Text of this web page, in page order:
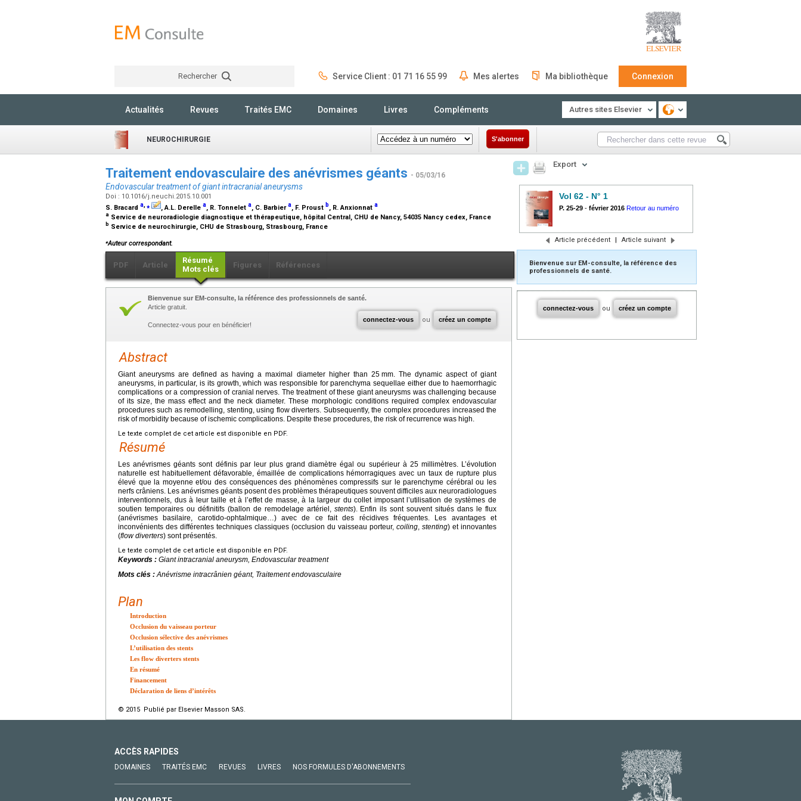
Rechercher Service Client : 01 71 16 55 99 Mes alertes Ma bibliothèque Connexion
Actualités Revues Traités EMC Domaines Livres Compléments Autres sites Elsevier
NEUROCHIRURGIE S'abonner
Traitement endovasculaire des anévrismes géants - 05/03/16
Endovascular treatment of giant intracranial aneurysms
Doi : 10.1016/j.neuchi.2015.10.001
S. Bracard a,⁎ , A.L. Derelle a, R. Tonnelet a, C. Barbiera, F. Proust b, R. Anxionnat a
a Service de neuroradiologie diagnostique et thérapeutique, hôpital Central, CHU de Nancy, 54035 Nancy cedex, France
b Service de neurochirurgie, CHU de Strasbourg, Strasbourg, France
⁎Auteur correspondant.
PDF Article
Résumé
Mots clés
Figures Références
connectez-vous ou créez un compte
Bienvenue sur EM-consulte, la référence des professionnels de santé.
Article gratuit.
Connectez-vous pour en bénéficier!
Abstract
Giant aneurysms are defined as having a maximal diameter higher than 25 mm. The dynamic aspect of giant
aneurysms, in particular, is its growth, which was responsible for parenchyma sequellae either due to haemorrhagic
complications or a compression of cranial nerves. The treatment of these giant aneurysms was challenging because
of its size, the mass effect and the neck diameter. These morphologic conditions required complex endovascular
procedures such as remodelling, stenting, using flow diverters. Subsequently, the complex procedures increased the
risk of morbidity because of ischemic complications. Despite these procedures, the risk of recurrence was high.
Le texte complet de cet article est disponible en PDF.
Résumé
Les anévrismes géants sont définis par leur plus grand diamètre égal ou supérieur à 25 millimètres. L’évolution
naturelle est habituellement défavorable, émaillée de complications hémorragiques avec un taux de rupture plus
élevé que la moyenne et/ou des conséquences des phénomènes compressifs sur le parenchyme cérébral ou les
nerfs crâniens. Les anévrismes géants posent des problèmes thérapeutiques souvent difficiles aux neuroradiologues
interventionnels, dus à leur taille et à l’effet de masse, à la largeur du collet imposant l’utilisation de systèmes de
soutien temporaires ou définitifs (ballon de remodelage artériel, stents). Enfin ils sont souvent situés dans le flux
(anévrismes basilaire, carotido-ophtalmique…) avec de ce fait des récidives fréquentes. Les avantages et
inconvénients des différentes techniques classiques (occlusion du vaisseau porteur, coiling, stenting) et innovantes
(flow diverters) sont présentés.
Le texte complet de cet article est disponible en PDF.
Keywords : Giant intracranial aneurysm, Endovascular treatment
Mots clés :Anévrisme intracrânien géant, Traitement endovasculaire
Plan
Introduction
Occlusion du vaisseau porteur
Occlusion sélective des anévrismes
L’utilisation des stents
Les flow diverters stents
En résumé
Financement
Déclaration de liens d’intérêts
© 2015 Publié par Elsevier Masson SAS.
Export
Vol 62 - N° 1
P. 25-29 - février 2016 Retour au numéro
Article précédent | Article suivant
Bienvenue sur EM-consulte, la référence des
professionnels de santé.
connectez-vous ou créez un compte
ACCÈS RAPIDES
DOMAINES TRAITÉS EMC REVUES LIVRES NOS FORMULES D'ABONNEMENTS